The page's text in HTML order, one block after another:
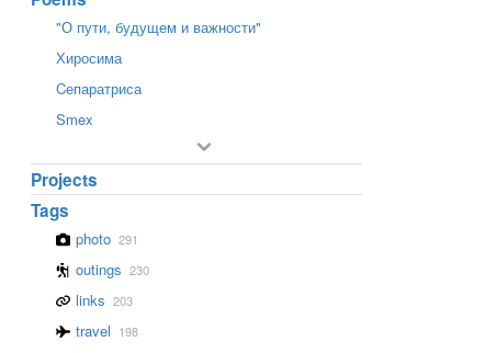
"О пути, будущем и важности"
Хиросима
Cепаратриса
Smex
Projects
Tags
photo 291
outings 230
links 203
travel 198